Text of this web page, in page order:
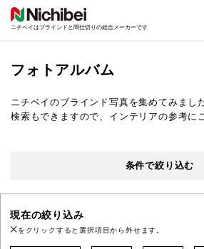
ニチベイはブラインドと間仕切りの総合メーカーです
フォトアルバム
ニチベイのブラインド写真を集めてみまし
検索もできますので、インテリアの参考に
条件で絞り込む
現在の絞り込み
をクリックすると選択項目から外せます。